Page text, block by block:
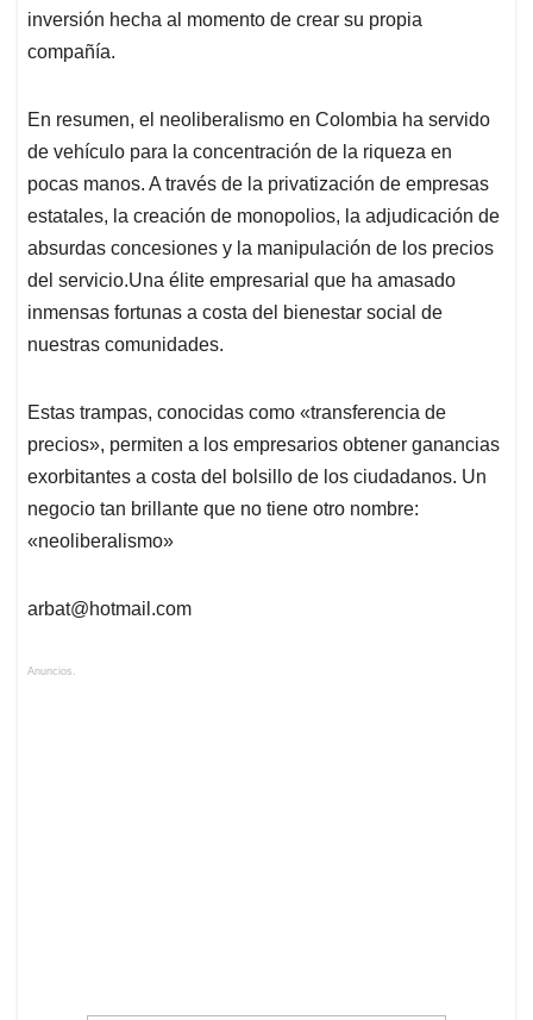
inversión hecha al momento de crear su propia
compañía.
En resumen, el neoliberalismo en Colombia ha servido
de vehículo para la concentración de la riqueza en
pocas manos. A través de la privatización de empresas
estatales, la creación de monopolios, la adjudicación de
absurdas concesiones y la manipulación de los precios
del servicio.Una élite empresarial que ha amasado
inmensas fortunas a costa del bienestar social de
nuestras comunidades.
Estas trampas, conocidas como «transferencia de
precios», permiten a los empresarios obtener ganancias
exorbitantes a costa del bolsillo de los ciudadanos. Un
negocio tan brillante que no tiene otro nombre:
«neoliberalismo»
arbat@hotmail.com
Anuncios.